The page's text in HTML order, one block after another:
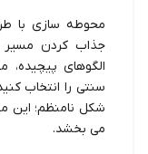
محوطه سازی با
جذاب کردن مسیر
الگوهای پیچیده،
سنتی را انتخاب
شکل نامنظم؛ این
می بخشد.